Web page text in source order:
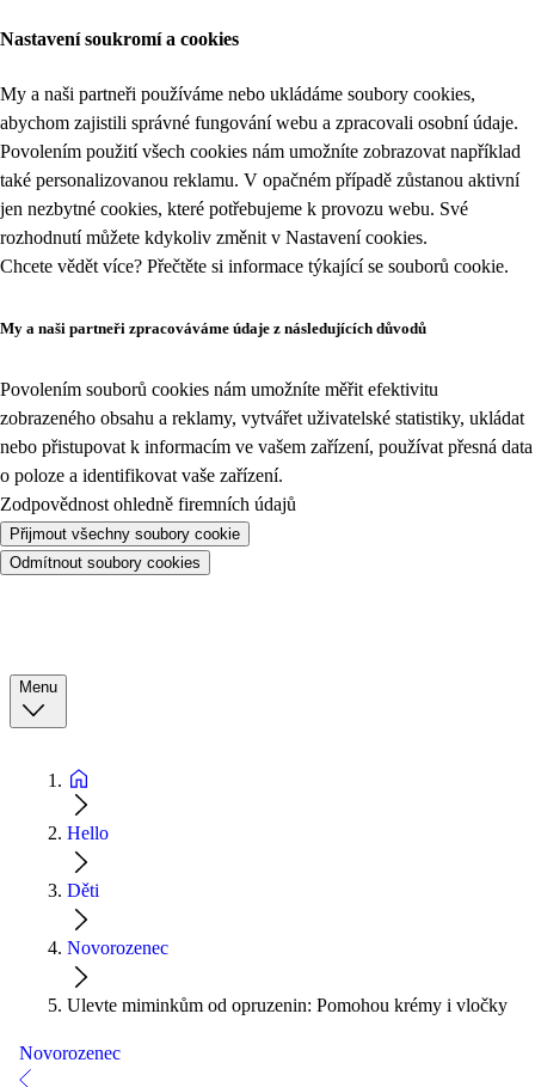
Nastavení soukromí a cookies
My a naši partneři používáme nebo ukládáme soubory cookies,
abychom zajistili správné fungování webu a zpracovali osobní údaje.
Povolením použití všech cookies nám umožníte zobrazovat například
také personalizovanou reklamu. V opačném případě zůstanou aktivní
jen nezbytné cookies, které potřebujeme k provozu webu. Své
rozhodnutí můžete kdykoliv změnit v Nastavení cookies.
Chcete vědět více? Přečtěte si informace týkající se souborů cookie.
My a naši partneři zpracováváme údaje z následujících důvodů
Povolením souborů cookies nám umožníte měřit efektivitu
zobrazeného obsahu a reklamy, vytvářet uživatelské statistiky, ukládat
nebo přistupovat k informacím ve vašem zařízení, používat přesná data
o poloze a identifikovat vaše zařízení.
Zodpovědnost ohledně firemních údajů
Přijmout všechny soubory cookie
Odmítnout soubory cookies
Menu
Hello
Děti
Novorozenec
Ulevte miminkům od opruzenin: Pomohou krémy i vločky
Novorozenec